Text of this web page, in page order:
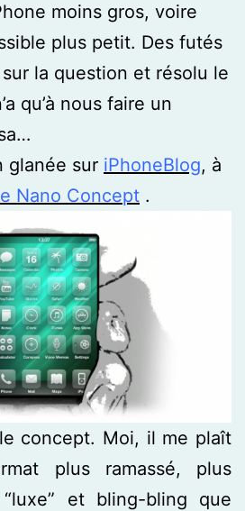
moins gros, voire
plus petit. Des futés
la question et résolu le
qu’à nous faire un
glanée sur iPhoneBlog, à
Nano Concept .
concept. Moi, il me plaît
plus ramassé, plus
et bling-bling que